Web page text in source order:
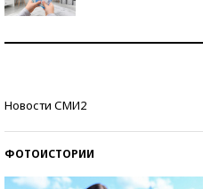
Новости СМИ2
ФОТОИСТОРИИ